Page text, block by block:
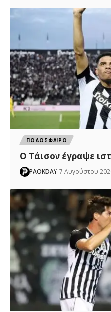
ΠΟΔΟΣΦΑΙΡΟ
Ο Τάισον έγραψε
PAOKDAY 7 Αυγούστου